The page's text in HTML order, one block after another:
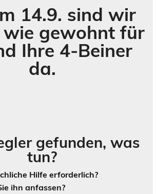
14.9. sind wir
gewohnt für
Ihre 4-Beiner
da.
gefunden, was
tun?
Hilfe erforderlich?
ihn anfassen?